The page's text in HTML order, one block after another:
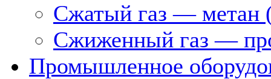
Сжатый газ — метан
Сжиженный газ —
Промышленное